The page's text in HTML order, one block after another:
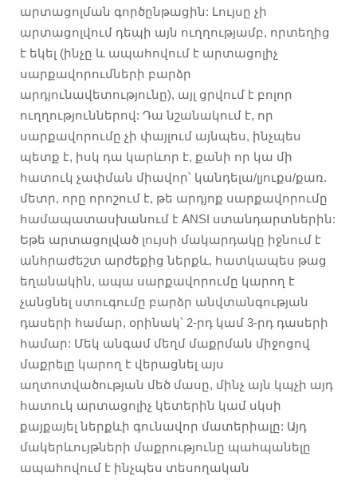
արտացոլման գործընթացին: Լույսը չի
արտացոլվում դեպի այն ուղղությամբ, որտեղից
է եկել (ինչը և ապահովում է արտացոլիչ
սարքավորումների բարձր
արդյունավետությունը), այլ ցրվում է բոլոր
ուղղություններով: Դա նշանակում է, որ
սարքավորումը չի փայլում այնպես, ինչպես
պետք է, իսկ դա կարևոր է, քանի որ կա մի
հատուկ չափման միավոր՝ կանդելա/լյուքս/քառ.
մետր, որը որոշում է, թե արդյոք սարքավորումը
համապատասխանում է ANSI ստանդարտներին:
Եթե արտացոլված լույսի մակարդակը իջնում է
անհրաժեշտ արժեքից ներքև, հատկապես թաց
եղանակին, ապա սարքավորումը կարող է
չանցնել ստուգումը բարձր անվտանգության
դասերի համար, օրինակ՝ 2-րդ կամ 3-րդ դասերի
համար: Մեկ անգամ մեղմ մաքրման միջոցով
մաքրելը կարող է վերացնել այս
աղտոտվածության մեծ մասը, մինչ այն կպչի այդ
հատուկ արտացոլիչ կետերին կամ սկսի
քայքայել ներքևի գունավոր մատերիալը: Այդ
մակերևույթների մաքրությունը պահպանելը
ապահովում է ինչպես տեսողական